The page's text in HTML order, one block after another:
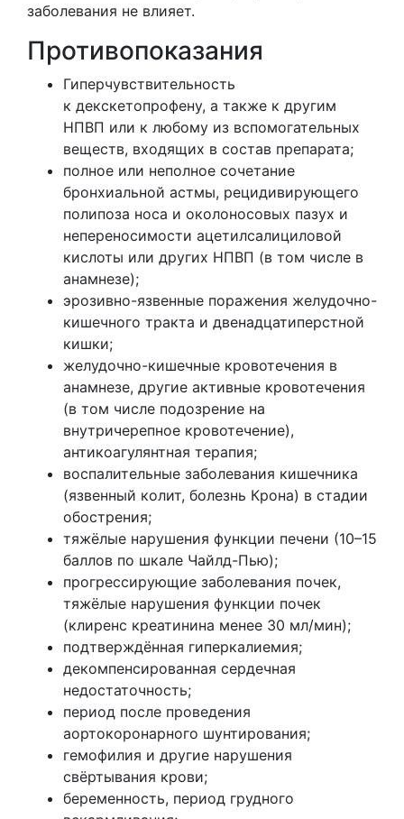
заболевания не влияет.
Противопоказания
Гиперчувствительность
к декскетопрофену, а также к другим
НПВП или к любому из вспомогательных
веществ, входящих в состав препарата;
полное или неполное сочетание
бронхиальной астмы, рецидивирующего
полипоза носа и околоносовых пазух и
непереносимости ацетилсалициловой
кислоты или других НПВП (в том числе в
анамнезе);
эрозивно-язвенные поражения желудочно-
кишечного тракта и двенадцатиперстной
кишки;
желудочно-кишечные кровотечения в
анамнезе, другие активные кровотечения
(в том числе подозрение на
внутричерепное кровотечение),
антикоагулянтная терапия;
воспалительные заболевания кишечника
(язвенный колит, болезнь Крона) в стадии
обострения;
тяжёлые нарушения функции печени (10–15
баллов по шкале Чайлд-Пью);
прогрессирующие заболевания почек,
тяжёлые нарушения функции почек
(клиренс креатинина менее 30 мл/мин);
подтверждённая гиперкалиемия;
декомпенсированная сердечная
недостаточность;
период после проведения
аортокоронарного шунтирования;
гемофилия и другие нарушения
свёртывания крови;
беременность, период грудного